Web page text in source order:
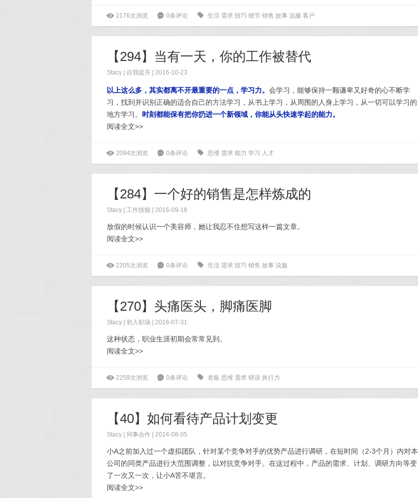
ė 2176次浏览 6 0条评论 0 生活 需求 技巧 细节 销售 故事 说服 客户
【294】当有一天，你的工作被替代
Stacy 自我提升 | 2016-10-23
以上这么多，其实都离不开最重要的一点，学习力。 会学习， 能够保持一颗谦卑又好奇的心不断学
习， 找到并识别正确的适合自己的方法学习， 从书上学习， 从周围的人身上学习，从一切可以学习的
地方学习。 时刻都能保有把你扔进一个新领域，你能从头快速学起的能力。
阅读全文>>
ė 2094次浏览 6 0条评论 0 思维 需求 能力 学习 人才
【284】一个好的销售是怎样炼成的
Stacy 工作技能 | 2016-09-18
放假的时候认识一个美容师，她让我忍不住想写这样一篇文章。
阅读全文>>
ė 2205次浏览 6 0条评论 0 生活 需求 技巧 销售 故事 说服
【270】头痛医头，脚痛医脚
Stacy 初入职场 | 2016-07-31
这种状态，职业生涯初期会常常见到。
阅读全文>>
ė 2259次浏览 6 0条评论 0 老板 思维 需求 错误 执行力
【40】如何看待产品计划变更
Stacy 同事合作 | 2014-08-05
小A之前加入过一个虚拟团队，针对某个竞争对手的优势产品进行调研，在短时间（2-3个月）内对本
公司的同类产品进行大范围调整，以对抗竞争对手。在这过程中，产品的需求、计划、调研方向等变
了一次又一次，让小A苦不堪言。
阅读全文>>